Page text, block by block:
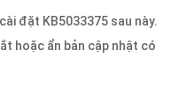
đặt KB5033375 sau này.
hoặc ẩn bản cập nhật có